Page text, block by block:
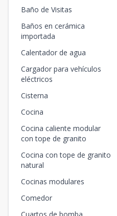
Baño de Visitas
Baños en cerámica
importada
Calentador de agua
Cargador para vehículos
eléctricos
Cisterna
Cocina
Cocina caliente modular
con tope de granito
Cocina con tope de granito
natural
Cocinas modulares
Comedor